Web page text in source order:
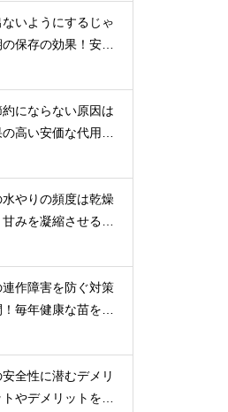
いようにするじゃ
保存の効果！安全
にならない原因は
高い安価な代用品
やりの頻度は乾燥
みを凝縮させる管
連作障害を防ぐ対策
毎年健康な苗を育
全性に潜むデメリ
やデメリットを徹